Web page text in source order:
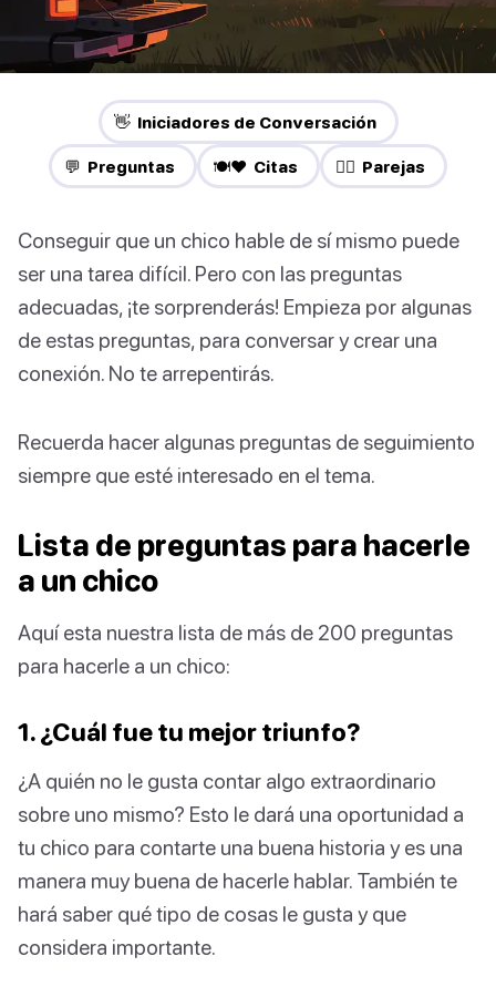
👋 Iniciadores de Conversación
💬 Preguntas 🍽️❤️ Citas ❤️‍🔥 Parejas
Conseguir que un chico hable de sí mismo puede
ser una tarea difícil. Pero con las preguntas
adecuadas, ¡te sorprenderás! Empieza por algunas
de estas preguntas, para conversar y crear una
conexión. No te arrepentirás.
Recuerda hacer algunas preguntas de seguimiento
siempre que esté interesado en el tema.
Lista de preguntas para hacerle
a un chico
Aquí esta nuestra lista de más de 200 preguntas
para hacerle a un chico:
1. ¿Cuál fue tu mejor triunfo?
¿A quién no le gusta contar algo extraordinario
sobre uno mismo? Esto le dará una oportunidad a
tu chico para contarte una buena historia y es una
manera muy buena de hacerle hablar. También te
hará saber qué tipo de cosas le gusta y que
considera importante.